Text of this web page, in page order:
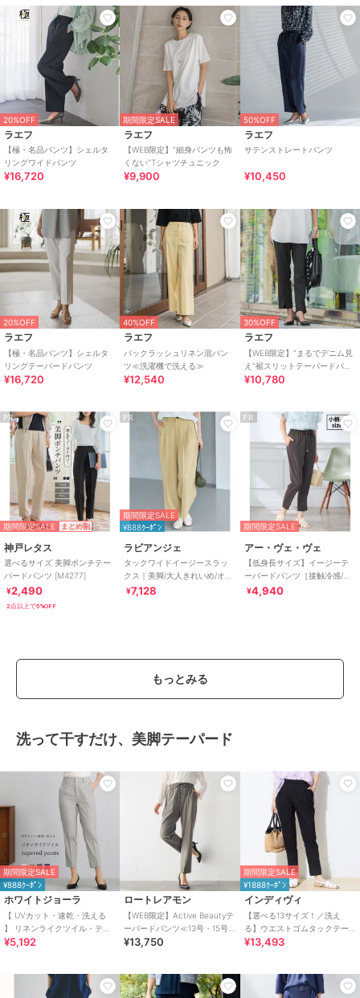
20%OFF
ラエフ
【極・名品パンツ】シェルタ
リングワイドパンツ
¥16,720
期間限定SALE
ラエフ
【WEB限定】”細身パンツも怖
くない”Tシャツチュニック
¥9,900
50%OFF
ラエフ
サテンストレートパンツ
¥10,450
20%OFF
ラエフ
【極・名品パンツ】シェルタ
リングテーパードパンツ
¥16,720
40%OFF
ラエフ
バックラッシュリネン混パン
ツ≪洗濯機で洗える≫
¥12,540
30%OFF
ラエフ
【WEB限定】“まるでデニム見
え”裾スリットテーパードパン
ツ
¥10,780
PR
期間限定SALE まとめ割
神戸レタス
選べるサイズ 美脚ポンチテー
パードパンツ [M4277]
¥2,490
2点以上で5%OFF
PR
期間限定SALE
¥888ｸｰﾎﾟﾝ
ラビアンジェ
タックワイドイージースラッ
クス｜美脚/大人きれいめ/オフ
ィスカジュアル/センタープレ
¥7,128
PR
期間限定SALE
アー・ヴェ・ヴェ
【低身長サイズ】イージーテ
ーパードパンツ［接触冷感/速
乾/UVカット/イージーケア］
¥4,940
もっとみる
洗って干すだけ、美脚テーパード
期間限定SALE
¥888ｸｰﾎﾟﾝ
ホワイトジョーラ
【 UVカット・速乾・洗える
】 リネンライクツイル・テー
パードパンツ
¥5,192
ロートレアモン
【WEB限定】Active Beautyテ
ーパードパンツ≪13号・15号
あり/洗濯機で洗える≫
¥13,750
期間限定SALE
¥1888ｸｰﾎﾟﾝ
インディヴィ
【選べる13サイズ！／洗え
る】ウエストゴムタックテー
パード褒められパンツ
¥13,493